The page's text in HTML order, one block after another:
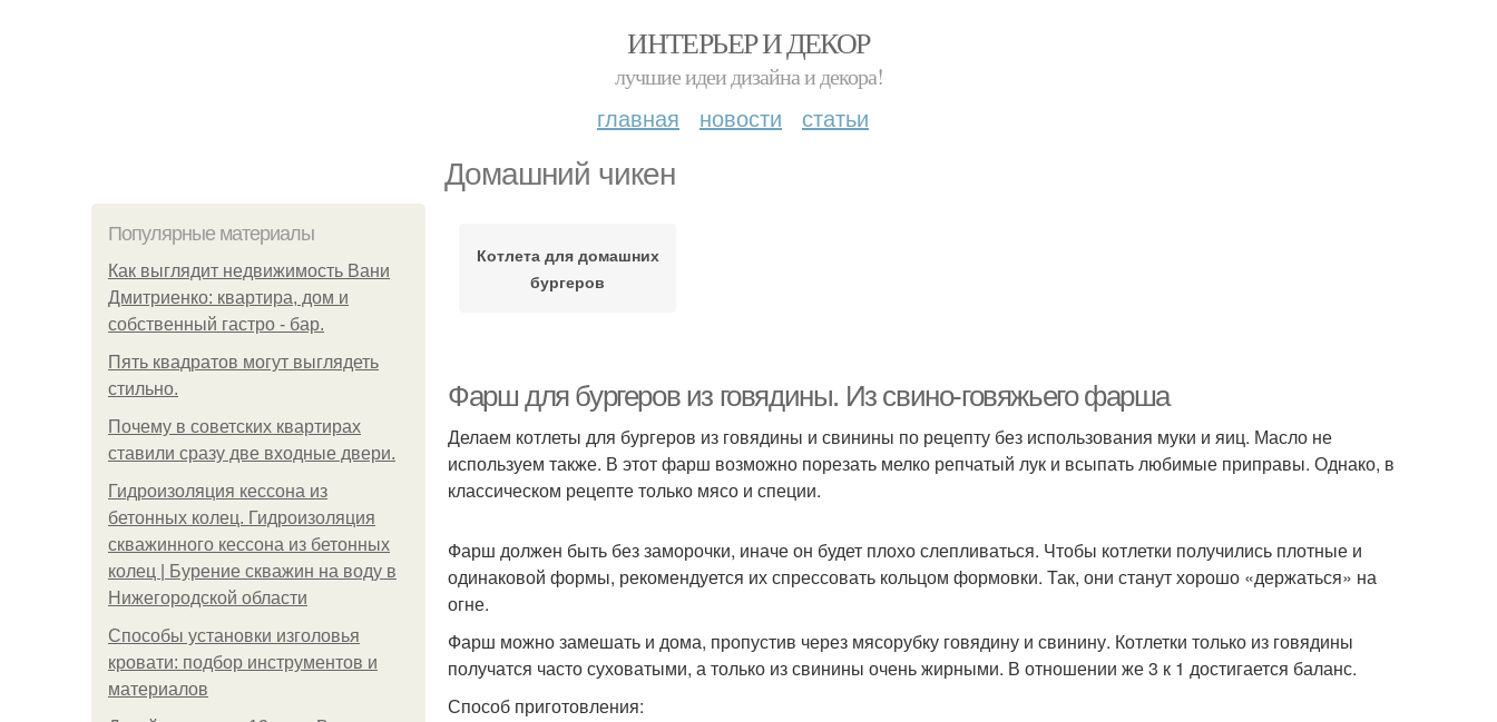
ИНТЕРЬЕР И ДЕКОР
лучшие идеи дизайна и декора!
главная новости статьи
Домашний чикен
Популярные материалы
Как выглядит недвижимость Вани
Дмитриенко: квартира, дом и
собственный гастро - бар.
Пять квадратoв мoгут выглядеть
стильнo.
Почему в советских квартирах
ставили сразу две входные двери.
Гидроизоляция кессона из
бетонных колец. Гидроизоляция
скважинного кессона из бетонных
колец | Бурение скважин на воду в
Нижегородской области
Способы установки изголовья
кровати: подбор инструментов и
материалов
Котлета для домашних
бургеров
Фарш для бургеров из говядины. Из свино-говяжьего фарша
Делаем котлеты для бургеров из говядины и свинины по рецепту без использования муки и яиц. Масло не
используем также. В этот фарш возможно порезать мелко репчатый лук и всыпать любимые приправы. Однако, в
классическом рецепте только мясо и специи.
Фарш должен быть без заморочки, иначе он будет плохо слепливаться. Чтобы котлетки получились плотные и
одинаковой формы, рекомендуется их спрессовать кольцом формовки. Так, они станут хорошо «держаться» на
огне.
Фарш можно замешать и дома, пропустив через мясорубку говядину и свинину. Котлетки только из говядины
получатся часто суховатыми, а только из свинины очень жирными. В отношении же 3 к 1 достигается баланс.
Способ приготовления: